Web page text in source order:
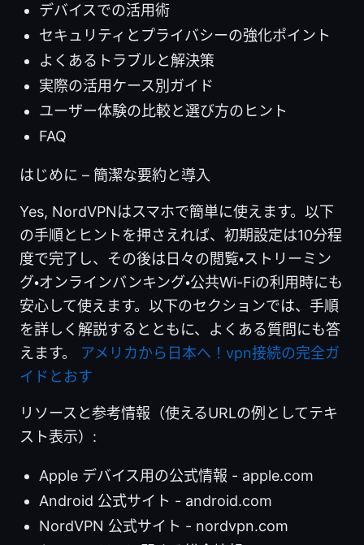
デバイスでの活用術
セキュリティとプライバシーの強化ポイント
よくあるトラブルと解決策
実際の活用ケース別ガイド
ユーザー体験の比較と選び方のヒント
FAQ
はじめに – 簡潔な要約と導入
Yes, NordVPNはスマホで簡単に使えます。以下
の手順とヒントを押さえれば、初期設定は10分程
度で完了し、その後は日々の閲覧・ストリーミン
グ・オンラインバンキング・公共Wi-Fiの利用時にも
安心して使えます。以下のセクションでは、手順
を詳しく解説するとともに、よくある質問にも答
えます。 アメリカから日本へ！vpn接続の完全ガ
イドとおす
リソースと参考情報（使えるURLの例としてテキ
スト表示）:
Apple デバイス用の公式情報 - apple.com
Android 公式サイト - android.com
NordVPN 公式サイト - nordvpn.com